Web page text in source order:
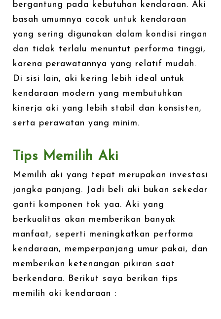
bergantung pada kebutuhan kendaraan. Aki
basah umumnya cocok untuk kendaraan
yang sering digunakan dalam kondisi ringan
dan tidak terlalu menuntut performa tinggi,
karena perawatannya yang relatif mudah.
Di sisi lain, aki kering lebih ideal untuk
kendaraan modern yang membutuhkan
kinerja aki yang lebih stabil dan konsisten,
serta perawatan yang minim.
Tips Memilih Aki
Memilih aki yang tepat merupakan investasi
jangka panjang. Jadi beli aki bukan sekedar
ganti komponen tok yaa. Aki yang
berkualitas akan memberikan banyak
manfaat, seperti meningkatkan performa
kendaraan, memperpanjang umur pakai, dan
memberikan ketenangan pikiran saat
berkendara. Berikut saya berikan tips
memilih aki kendaraan :